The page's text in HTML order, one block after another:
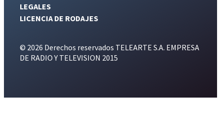
LEGALES
LICENCIA DE RODAJES
© 2026 Derechos reservados TELEARTE S.A. EMPRESA
DE RADIO Y TELEVISION 2015